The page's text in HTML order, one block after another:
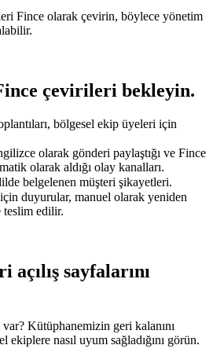
Fince olarak çevirin, böylece yönetim
çevirileri bekleyin.
bölgesel ekip üyeleri için
olarak gönderi paylaştığı ve Fince
olarak aldığı olay kanalları.
belgelenen müşteri şikayetleri.
için duyurular, manuel olarak yeniden
teslim edilir.
sayfalarını
Kütüphanemizin geri kalanını
nasıl uyum sağladığını görün.